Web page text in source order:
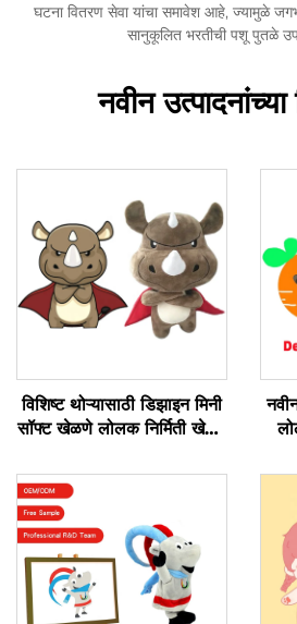
घटना वितरण सेवा यांचा समावेश आहे, ज्यामुळे
सानुकूलित भरतीची पशू पुतळे
नवीन
विशिष्ट थोऱ्यासाठी डिझाइन मिनी
सॉफ्ट खेळणे लोलक निर्मिती खेळणे